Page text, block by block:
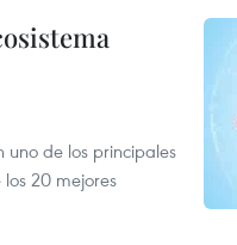
uno de los principales
20 mejores